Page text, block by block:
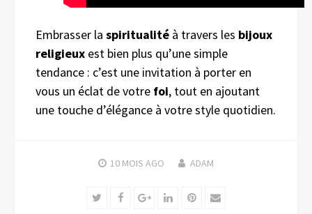
Embrasser la spiritualité à travers les bijoux
religieux est bien plus qu’une simple
tendance : c’est une invitation à porter en
vous un éclat de votre foi, tout en ajoutant
une touche d’élégance à votre style quotidien.
10 MOIS AGO ADAM
TwitterFacebookGoogle+LinkedInPinterest
Email